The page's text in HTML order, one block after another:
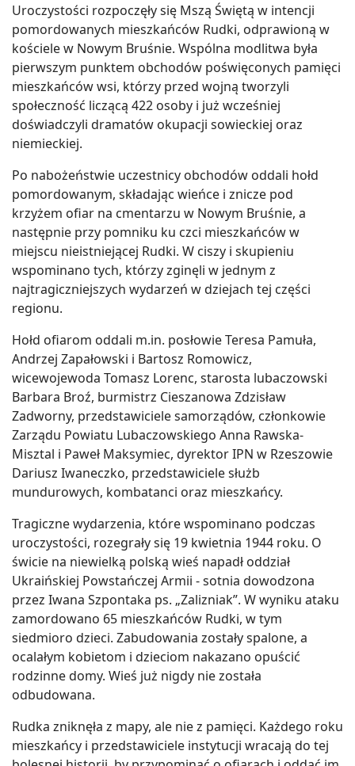
Uroczystości rozpoczęły się Mszą Świętą w intencji
pomordowanych mieszkańców Rudki, odprawioną w
kościele w Nowym Bruśnie. Wspólna modlitwa była
pierwszym punktem obchodów poświęconych pamięci
mieszkańców wsi, którzy przed wojną tworzyli
społeczność liczącą 422 osoby i już wcześniej
doświadczyli dramatów okupacji sowieckiej oraz
niemieckiej.
Po nabożeństwie uczestnicy obchodów oddali hołd
pomordowanym, składając wieńce i znicze pod
krzyżem ofiar na cmentarzu w Nowym Bruśnie, a
następnie przy pomniku ku czci mieszkańców w
miejscu nieistniejącej Rudki. W ciszy i skupieniu
wspominano tych, którzy zginęli w jednym z
najtragiczniejszych wydarzeń w dziejach tej części
regionu.
Hołd ofiarom oddali m.in. posłowie Teresa Pamuła,
Andrzej Zapałowski i Bartosz Romowicz,
wicewojewoda Tomasz Lorenc, starosta lubaczowski
Barbara Broź, burmistrz Cieszanowa Zdzisław
Zadworny, przedstawiciele samorządów, członkowie
Zarządu Powiatu Lubaczowskiego Anna Rawska-
Misztal i Paweł Maksymiec, dyrektor IPN w Rzeszowie
Dariusz Iwaneczko, przedstawiciele służb
mundurowych, kombatanci oraz mieszkańcy.
Tragiczne wydarzenia, które wspominano podczas
uroczystości, rozegrały się 19 kwietnia 1944 roku. O
świcie na niewielką polską wieś napadł oddział
Ukraińskiej Powstańczej Armii - sotnia dowodzona
przez Iwana Szpontaka ps. „Zalizniak”. W wyniku ataku
zamordowano 65 mieszkańców Rudki, w tym
siedmioro dzieci. Zabudowania zostały spalone, a
ocalałym kobietom i dzieciom nakazano opuścić
rodzinne domy. Wieś już nigdy nie została
odbudowana.
Rudka zniknęła z mapy, ale nie z pamięci. Każdego roku
mieszkańcy i przedstawiciele instytucji wracają do tej